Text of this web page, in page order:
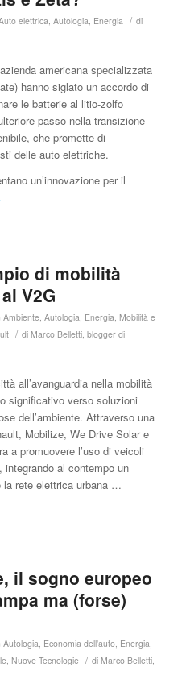
elettrica Autologia Energia / di
americana specializzata
hanno siglato un accordo di
le batterie al litio-zolfo
passo nella transizione
che promette di
delle auto elettriche.
un’innovazione per il
di mobilità
V2G
Ambiente, Autologia Energia Mobilità e
/ di Marco Belletti, blogger di
all’avanguardia nella mobilità
significativo verso soluzioni
dell’ambiente. Attraverso una
Mobilize, We Drive Solar e
a promuovere l’uso di veicoli
al contempo un
la rete elettrica urbana …
il sogno europeo
ma (forse)
Autologia, Economia dell'auto, Energia,
, Nuove Tecnologie / di Marco Belletti,